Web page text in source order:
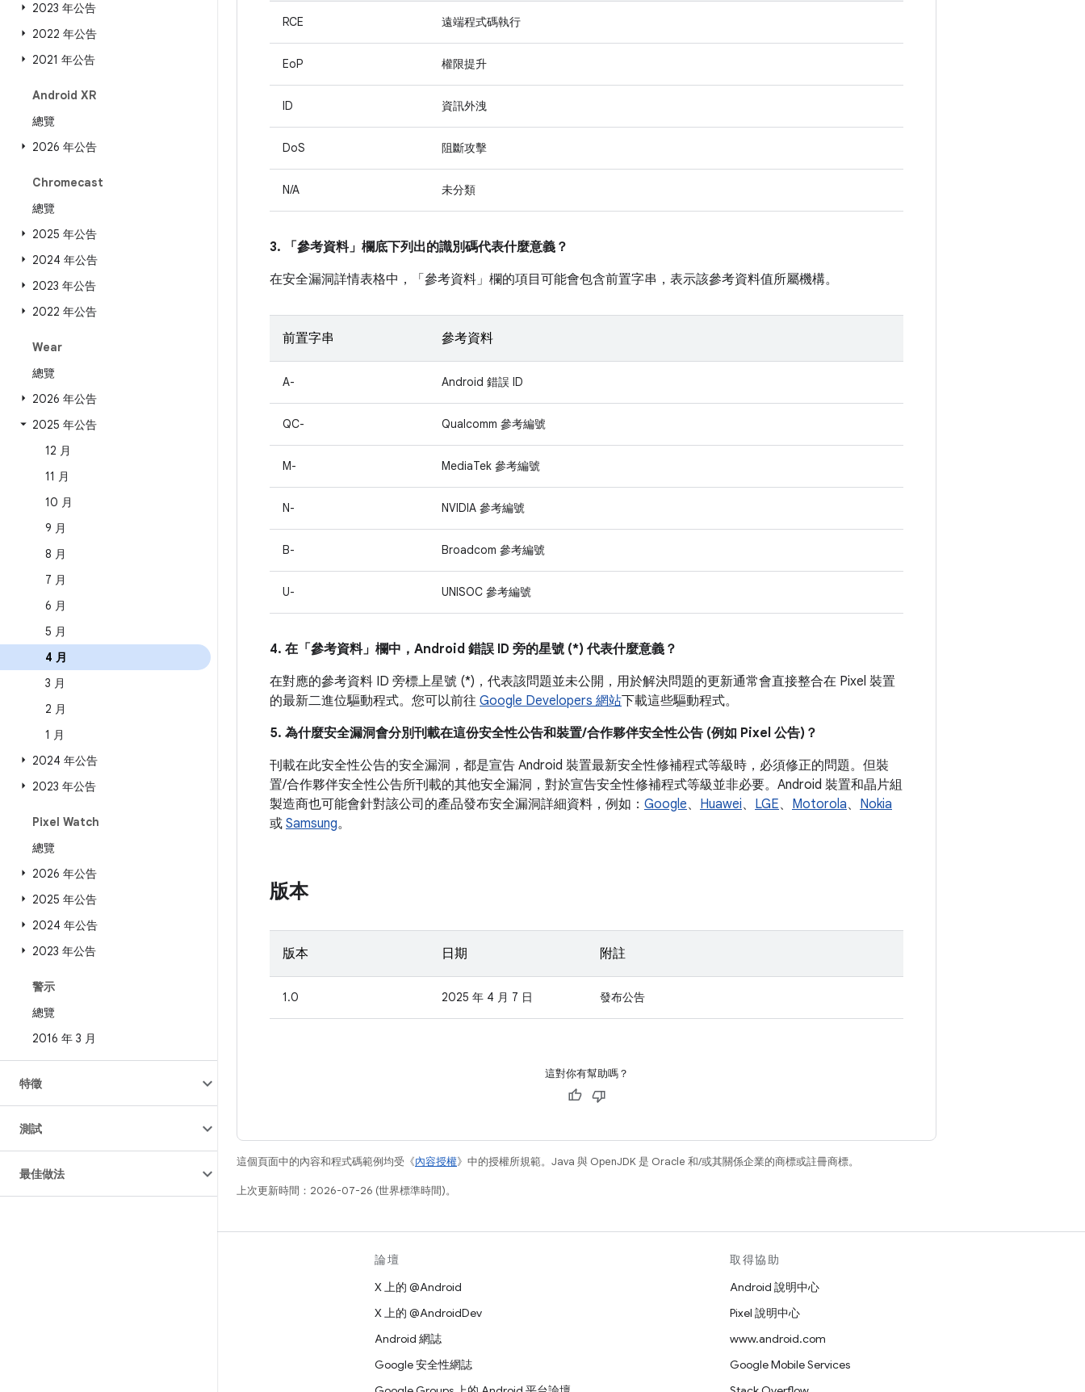
2023 年公告
2022 年公告
2021 年公告
Android XR
總覽
2026 年公告
Chromecast
總覽
2025 年公告
2024 年公告
2023 年公告
2022 年公告
Wear
總覽
2026 年公告
2025 年公告
12 月
11 月
10 月
9 月
8 月
7 月
6 月
5 月
4 月
3 月
2 月
1 月
2024 年公告
2023 年公告
Pixel Watch
總覽
2026 年公告
2025 年公告
2024 年公告
2023 年公告
警示
總覽
2016 年 3 月
特徵
測試
最佳做法
RCE 遠端程式碼執行
EoP 權限提升
ID 資訊外洩
DoS 阻斷攻擊
N/A 未分類
3. 「參考資料」 欄底下列出的識別碼代表什麼意義？
在安全漏洞詳情表格中，「參考資料」 欄的項目可能會包含前置字串，表示該參考資料值所屬機構。
前置字串 參考資料
A- Android 錯誤 ID
QC- Qualcomm 參考編號
M- MediaTek 參考編號
N- NVIDIA 參考編號
B- Broadcom 參考編號
U- UNISOC 參考編號
4. 在「參考資料」 欄中，Android 錯誤 ID 旁的星號 (*) 代表什麼意義？
在對應的參考資料 ID 旁標上星號 (*)，代表該問題並未公開，用於解決問題的更新通常會直接整合在 Pixel 裝置
的最新二進位驅動程式。您可以前往 Google Developers 網站下載這些驅動程式。
5. 為什麼安全漏洞會分別刊載在這份安全性公告和裝置/合作夥伴安全性公告 (例如 Pixel 公告)？
刊載在此安全性公告的安全漏洞，都是宣告 Android 裝置最新安全性修補程式等級時，必須修正的問題。但裝
置/合作夥伴安全性公告所刊載的其他安全漏洞，對於宣告安全性修補程式等級並非必要。Android 裝置和晶片組
製造商也可能會針對該公司的產品發布安全漏洞詳細資料，例如： Google、 Huawei、 LGE、 Motorola、 Nokia
或 Samsung。
版本
版本 日期 附註
1.0 2025 年 4 月 7 日 發布公告
這對你有幫助嗎？
這個頁面中的內容和程式碼範例均受《內容授權》中的授權所規範。Java 與 OpenJDK 是 Oracle 和/或其關係企業的商標或註冊商標。
上次更新時間：2026-07-26 (世界標準時間)。
論壇
X 上的 @Android
X 上的 @AndroidDev
Android 網誌
Google 安全性網誌
取得協助
Android 說明中心
Pixel 說明中心
www.android.com
Google Mobile Services